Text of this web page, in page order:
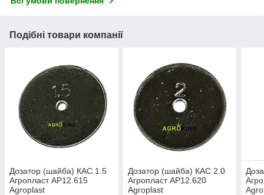
Подібні товари компанії
Дозатор (шайба) КАС 1.5
Агропласт AP12.615
Agroplast
Дозатор (шайба) КАС 2.0
Агропласт AP12.620
Agroplast